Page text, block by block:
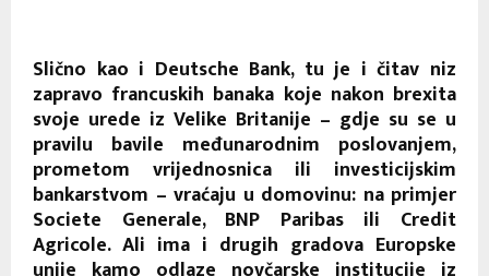
Slično kao i Deutsche Bank, tu je i čitav niz
zapravo francuskih banaka koje nakon brexita
svoje urede iz Velike Britanije – gdje su se u
pravilu bavile međunarodnim poslovanjem,
prometom vrijednosnica ili investicijskim
bankarstvom – vraćaju u domovinu: na primjer
Societe Generale, BNP Paribas ili Credit
Agricole. Ali ima i drugih gradova Europske